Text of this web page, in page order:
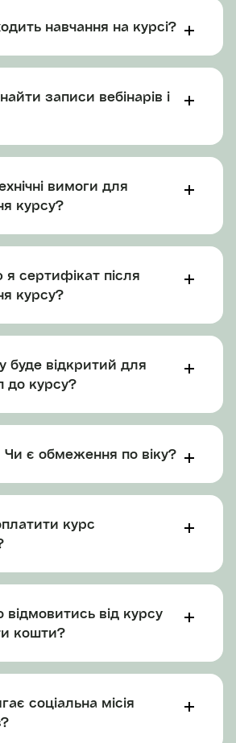
навчання на курсі?
записи вебінарів і
вимоги для
курсу?
сертифікат після
курсу?
буде відкритий для
до курсу?
Чи є обмеження по віку?
курс
від курсу
кошти?
соціальна місія